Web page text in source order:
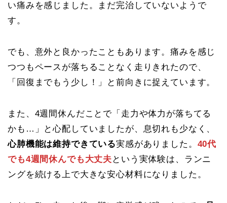
い痛みを感じました。まだ完治していないようで
す。
でも、意外と良かったこともあります。痛みを感じ
つつもペースが落ちることなく走りきれたので、
「回復までもう少し！」と前向きに捉えています。
また、4週間休んだことで「走力や体力が落ちてる
かも…」と心配していましたが、息切れも少なく、
心肺機能は維持できている実感がありました。 40代
でも4週間休んでも大丈夫 という実体験は、ランニ
ングを続ける上で大きな安心材料になりました。